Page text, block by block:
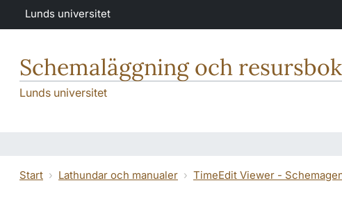
Hoppa till huvudinnehåll
Lunds universitet
Schemaläggning och
Lunds universitet
Start Lathundar och manualer TimeEdit Viewer -